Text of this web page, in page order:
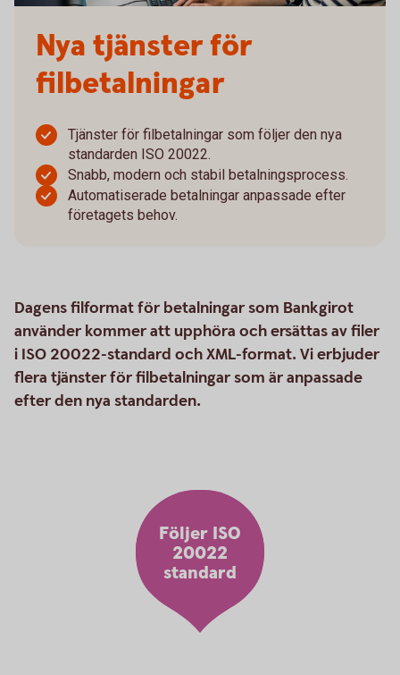
Nya tjänster för
filbetalningar
Tjänster för filbetalningar som följer den nya
standarden ISO 20022.
Snabb, modern och stabil betalningsprocess.
Automatiserade betalningar anpassade efter
företagets behov.
Dagens filformat för betalningar som Bankgirot
använder kommer att upphöra och ersättas av filer
i ISO 20022-standard och XML-format. Vi erbjuder
flera tjänster för filbetalningar som är anpassade
efter den nya standarden.
Följer ISO
20022
standard